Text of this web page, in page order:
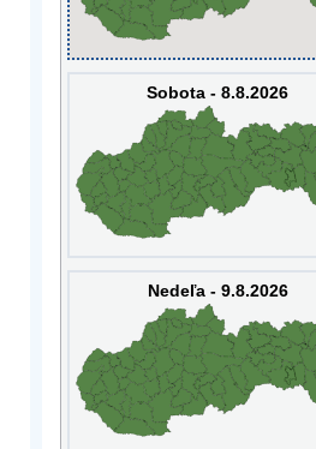
Sobota - 8.8.2026
Nedeľa - 9.8.2026